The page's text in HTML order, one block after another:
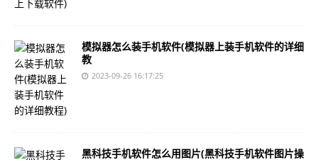
模拟器怎么装手机软件(模拟器上装手机软件的详细
教
2023-09-26 16:17:25
黑科技手机软件怎么用图片(黑科技手机软件图片操